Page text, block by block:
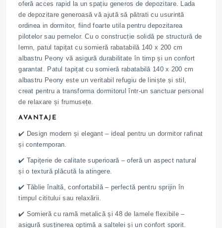
oferă acces rapid la un spațiu generos de depozitare. Lada
de depozitare generoasă vă ajută să pătrati cu usurintă
ordinea in dormitor, fiind foarte utila pentru depozitarea
pilotelor sau pernelor. Cu o construcție solidă pe structură de
lemn, patul tapițat cu somieră rabatabilă 140 x 200 cm
albastru Peony vă asigură durabilitate în timp și un confort
garantat. Patul tapițat cu somieră rabatabilă 140 x 200 cm
albastru Peony este un veritabil refugiu de liniște și stil,
creat pentru a transforma dormitorul într-un sanctuar personal
de relaxare și frumusețe.
AVANTAJE
✔️ Design modern și elegant – ideal pentru un dormitor rafinat
și contemporan.
✔️ Tapițerie de calitate superioară – oferă un aspect natural
și o textură plăcută la atingere.
✔️ Tăblie înaltă, confortabilă – perfectă pentru sprijin în
timpul cititului sau relaxării.
✔️ Somieră cu ramă metalică și 48 de lamele flexibile –
asigură susținerea optimă a saltelei și un confort sporit.